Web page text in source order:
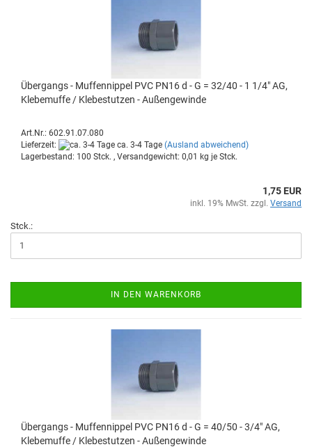
Über­gangs - Muf­fen­nip­pel PVC PN16 d - G = 32/40 - 1 1/4" AG,
Kle­be­muf­fe / Kle­be­stut­zen - Au­ßen­ge­win­de
Art.Nr.: 602.91.07.080
Lieferzeit:
ca. 3-4 Tage (Ausland abweichend)
Lagerbestand: 100 Stck. , Versandgewicht: 0,01 kg je Stck.
1,75 EUR
inkl. 19% MwSt. zzgl. Versand
Stck.:
IN DEN WARENKORB
Über­gangs - Muf­fen­nip­pel PVC PN16 d - G = 40/50 - 3/4" AG,
Kle­be­muf­fe / Kle­be­stut­zen - Au­ßen­ge­win­de